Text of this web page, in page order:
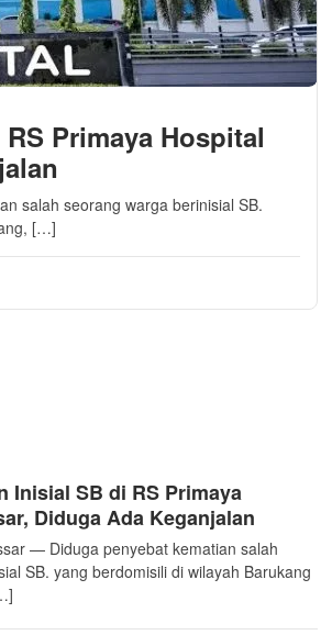
Primaya Hospital
salah seorang warga berinisial SB.
[…]
Inisial SB di RS Primaya
Diduga Ada Keganjalan
— Diduga penyebat kematian salah
SB. yang berdomisili di wilayah Barukang